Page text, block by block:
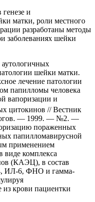
и
матки, роли местного
разработаны методы
заболеваниях шейки
аутологичных
шейки матки.
лечение патологии
папилломы человека
вапоризации и
цитокинов // Вестник
— 1999. — №2. —
пораженных
папилломавирусной
применением
виде комплекса
(КАЭЦ), в состав
ИЛ-6, ФНО и гамма-
крови пациентки